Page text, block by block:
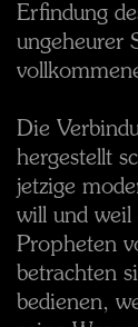
Erfindung
ungeheurer
Die
hergestellt
jetzige
will und weil
Propheten
betrachten
bedienen,